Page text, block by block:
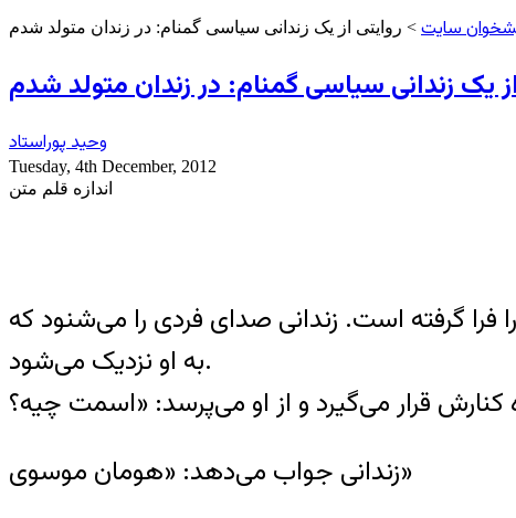
سایت > روایتی از یک زندانی سیاسی گمنام: در زندان متولد شدم
یک زندانی سیاسی گمنام: در زندان متولد شدم
وحید پوراستاد
Tuesday, 4th December, 2012
اندازه قلم متن
گرفته است. زندانی صدای فردی را می‌شنود که
به او نزدیک می‌شود.
زندانی جواب می‌دهد: «هومان موسوی»